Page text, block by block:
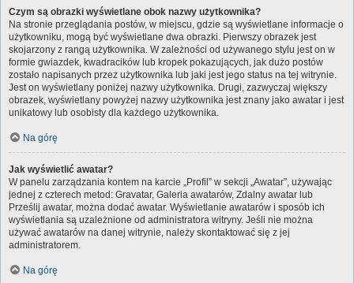
Czym są obrazki wyświetlane obok nazwy użytkownika?
Na stronie przeglądania postów, w miejscu, gdzie są wyświetlane informacje o
użytkowniku, mogą być wyświetlane dwa obrazki. Pierwszy obrazek jest
skojarzony z rangą użytkownika. W zależności od używanego stylu jest on w
formie gwiazdek, kwadracików lub kropek pokazujących, jak dużo postów
zostało napisanych przez użytkownika lub jaki jest jego status na tej witrynie.
Jest on wyświetlany poniżej nazwy użytkownika. Drugi, zazwyczaj większy
obrazek, wyświetlany powyżej nazwy użytkownika jest znany jako awatar i jest
unikatowy lub osobisty dla każdego użytkownika.
Na górę
Jak wyświetlić awatar?
W panelu zarządzania kontem na karcie „Profil” w sekcji „Awatar”, używając
jednej z czterech metod: Gravatar, Galeria awatarów, Zdalny awatar lub
Prześlij awatar, można dodać awatar. Wyświetlanie awatarów i sposób ich
wyświetlania są uzależnione od administratora witryny. Jeśli nie można
używać awatarów na danej witrynie, należy skontaktować się z jej
administratorem.
Na górę